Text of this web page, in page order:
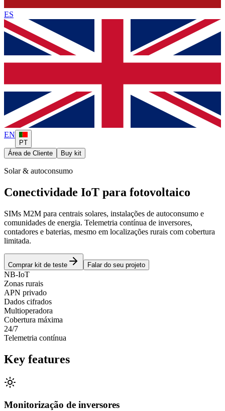
ES
EN
PT
Área de Cliente
Buy kit
Solar & autoconsumo
Conectividade IoT para fotovoltaico
SIMs M2M para centrais solares, instalações de autoconsumo e
comunidades de energia. Telemetria contínua de inversores,
contadores e baterias, mesmo em localizações rurais com cobertura
limitada.
Comprar kit de teste Falar do seu projeto
NB-IoT
Zonas rurais
APN privado
Dados cifrados
Multioperadora
Cobertura máxima
24/7
Telemetria contínua
Key features
Monitorização de inversores